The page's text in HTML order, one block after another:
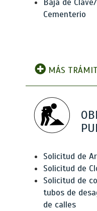
Baja de
Cementerio
MÁS
Solicitud de
Solicitud de
Solicitud de
tubos de
de calles